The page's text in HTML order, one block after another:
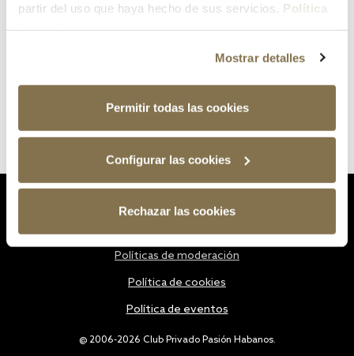
partir del uso que haya hecho de sus servicios. Política
Mostrar detalles
Permitir todas las cookies
Configurar las cookies
Rechazar las cookies
@ 2006-2026 Club Privado Pasión Habanos.
Políticas de moderación
Política de cookies
Política de eventos